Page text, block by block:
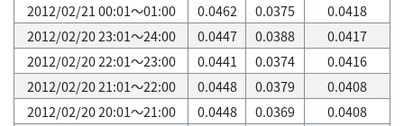
2012/02/21 00:01～01:00
0.0462 0.0375
0.0418
2012/02/20 23:01～24:00
0.0447 0.0388
0.0417
2012/02/20 22:01～23:00
0.0441 0.0374
0.0416
2012/02/20 21:01～22:00
0.0448 0.0379
0.0408
2012/02/20 20:01～21:00
0.0448 0.0369
0.0408